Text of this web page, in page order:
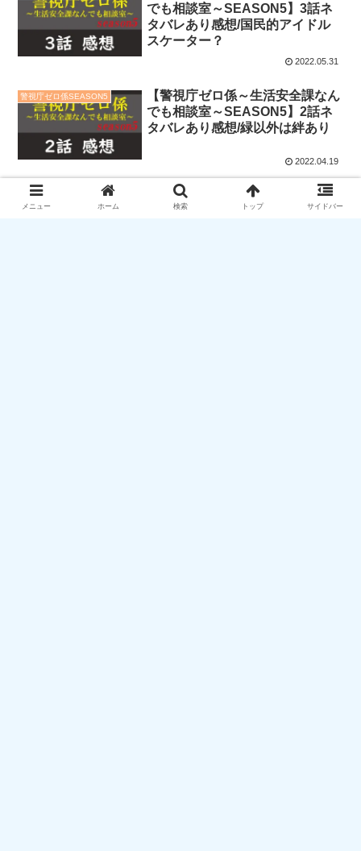
でも相談室～SEASON5】3話ネ
タバレあり感想/国民的アイドル
スケーター？
2022.05.31
警視庁ゼロ係SEASON5
【警視庁ゼロ係～生活安全課なん
でも相談室～SEASON5】2話ネ
タバレあり感想/緑以外は絆あり
2022.04.19
警視庁ゼロ係SEASON5
【警視庁ゼロ係～生活安全課なん
でも相談室～SEASON5】1話ネ
メニュー ホーム 検索 トップ サイドバー